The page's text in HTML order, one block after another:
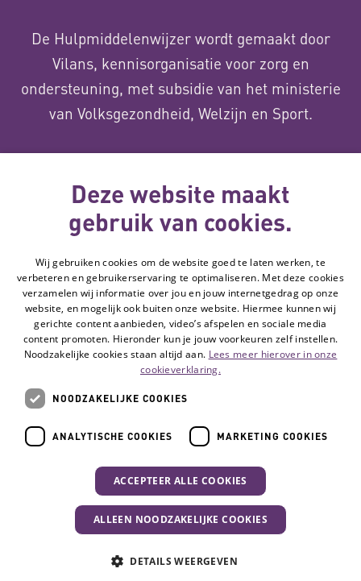
De Hulpmiddelenwijzer wordt gemaakt door
Vilans, kennisorganisatie voor zorg en
ondersteuning, met subsidie van het ministerie
van Volksgezondheid, Welzijn en Sport.
Over ons
wordt gemaakt
met subsidie
van
Volg de Hulpmiddelenwijzer: Ga naar de
Contact
Privacyverklaring
Toegankelijkheidsverklaring
Disclaimer
Cookie-instellingen
Deze website maakt
gebruik van cookies.
Wij gebruiken cookies om de website goed te laten werken, te
verbeteren en gebruikerservaring te optimaliseren. Met deze cookies
verzamelen wij informatie over jou en jouw internetgedrag op onze
website, en mogelijk ook buiten onze website. Hiermee kunnen wij
gerichte content aanbieden, video’s afspelen en sociale media
content promoten. Hieronder kun je jouw voorkeuren zelf instellen.
Noodzakelijke cookies staan altijd aan. Lees meer hierover in onze
cookieverklaring.
NOODZAKELIJKE COOKIES
ANALYTISCHE COOKIES MARKETING COOKIES
ACCEPTEER ALLE COOKIES
ALLEEN NOODZAKELIJKE COOKIES
DETAILS WEERGEVEN